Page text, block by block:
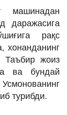
машинадан
даражасига
рақс
хонанданинг
Таъбир жоиз
ва бундай
турибди.